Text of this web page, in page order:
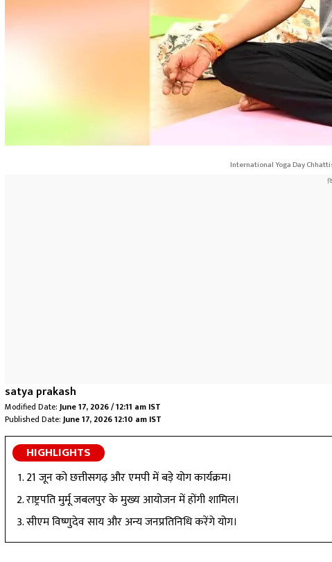
International Yoga Day
satya prakash
Modified Date:June 17, 2026 / 12:11 am IST
Published Date:June 17, 2026 12:10 am IST
HIGHLIGHTS
21 जून को छत्तीसगढ़ और एमपी में बड़े योग कार्यक्रम।
राष्ट्रपति मुर्मू जबलपुर के मुख्य आयोजन में होंगी शामिल।
सीएम विष्णुदेव साय और अन्य जनप्रतिनिधि करेंगे योग।